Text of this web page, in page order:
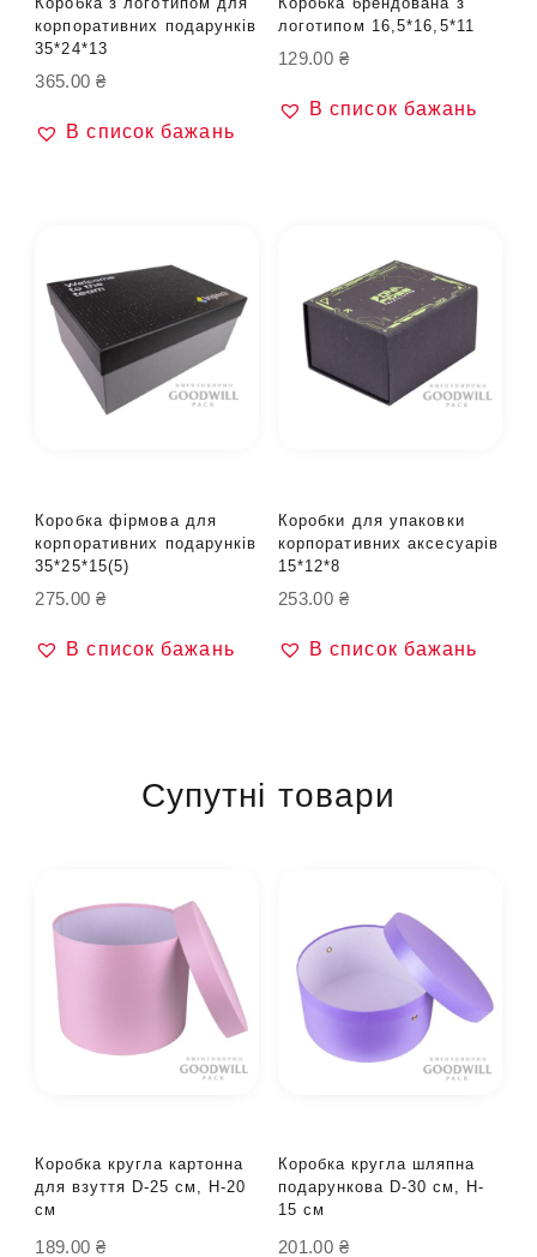
корпоративних подарунків
35*24*13
365.00 ₴
В список бажань
логотипом 16,5*16,5*11
129.00 ₴
В список бажань
Коробка фірмова для
корпоративних подарунків
35*25*15(5)
275.00 ₴
В список бажань
Коробки для упаковки
корпоративних аксесуарів
15*12*8
253.00 ₴
В список бажань
Супутні товари
Коробка кругла картонна
для взуття D-25 см, H-20
см
189.00 ₴
Коробка кругла шляпна
подарункова D-30 см, H-
15 см
201.00 ₴